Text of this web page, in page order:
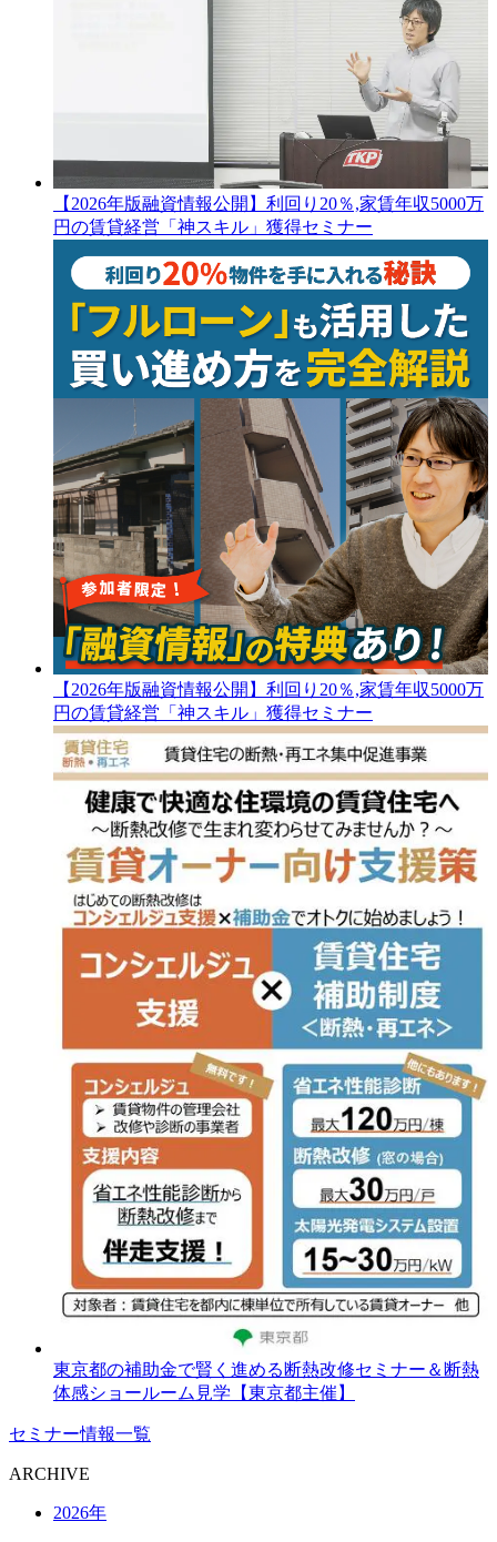
【2026年版融資情報公開】利回り20％,家賃年収5000万
円の賃貸経営「神スキル」獲得セミナー
【2026年版融資情報公開】利回り20％,家賃年収5000万
円の賃貸経営「神スキル」獲得セミナー
東京都の補助金で賢く進める断熱改修セミナー＆断熱
体感ショールーム見学【東京都主催】
セミナー情報一覧
ARCHIVE
2026年